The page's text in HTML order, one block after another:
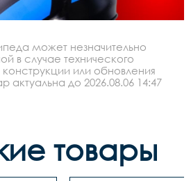
может незначительно
в случае технического
или обновления
актуальна до 2026.08.06 14:47
товары